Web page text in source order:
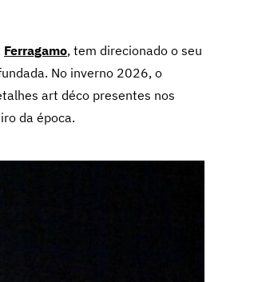
Ferragamo, tem direcionado o seu
No inverno 2026, o
art déco presentes nos
da época.